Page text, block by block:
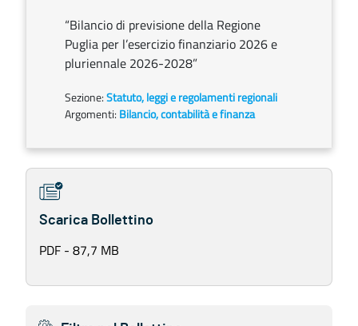
“Bilancio di previsione della Regione
Puglia per l’esercizio finanziario 2026 e
pluriennale 2026-2028”
Sezione:Statuto, leggi e regolamenti regionali
Argomenti: Bilancio, contabilità e finanza
Scarica Bollettino
PDF - 87,7 MB